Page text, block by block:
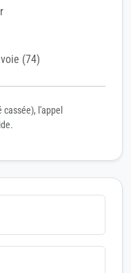
(74)
cassée), l'appel